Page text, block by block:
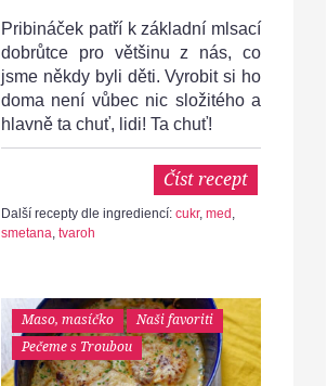
Pribináček patří k základní mlsací
dobrůtce pro většinu z nás, co
jsme někdy byli děti. Vyrobit si ho
doma není vůbec nic složitého a
hlavně ta chuť, lidi! Ta chuť!
Číst recept
Další recepty dle ingrediencí: cukr, med
smetana tvaroh
Maso, masíčko
Naši favoriti
Pečeme s Troubou